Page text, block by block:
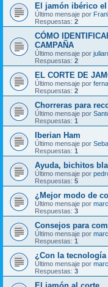
El jamón ibérico
Último mensaje por
Respuestas: 2
CÓMO
CAMPAÑA
Último mensaje por
Respuestas: 2
EL CORTE DE
Último mensaje por
Respuestas: 2
Chorreras para
Último mensaje por
Respuestas: 1
Iberian Ham
Último mensaje por
Respuestas: 1
Ayuda, bichitos
Último mensaje por
Respuestas: 5
¿Mejor modo de
Último mensaje por
Respuestas: 3
Consejos para
Último mensaje por
Respuestas: 1
¿Con la
Último mensaje por
Respuestas: 3